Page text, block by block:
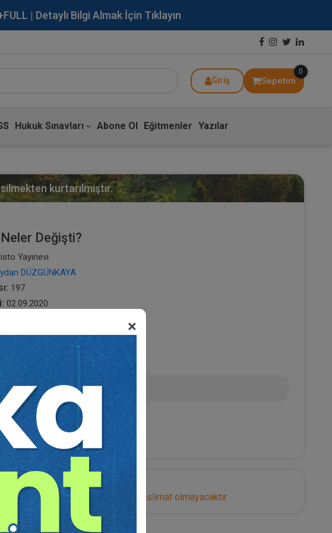
| Detaylı Bilgi Almak İçin Tıklayın
Giriş Sepetim
0
Hukuk Sınavları Abone Ol Eğitmenler Yazılar
×
kurtarılmıştır.
Değişti?
Yayınevi
DÜZGÜNKAYA
197
02.09.2020
180,00 TL
Ekle
Adresinize herhangi bir teslimat olmayacaktır.